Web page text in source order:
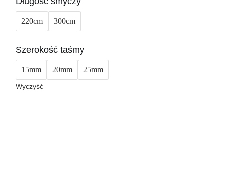
220cm 300cm
Szerokość taśmy
15mm 20mm 25mm
Wyczyść